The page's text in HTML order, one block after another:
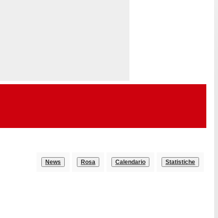
News Rosa Calendario Statistiche